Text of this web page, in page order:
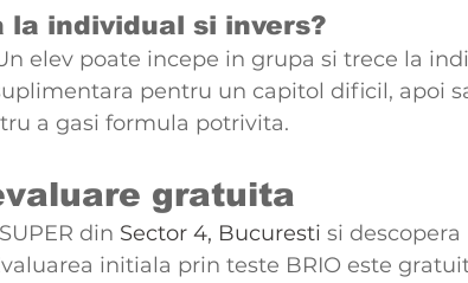
individual si invers?
elev poate incepe in grupa si trece la
pentru un capitol dificil, apoi
a gasi formula potrivita.
gratuita
din Sector 4, Bucuresti si descopera
initiala prin teste BRIO este